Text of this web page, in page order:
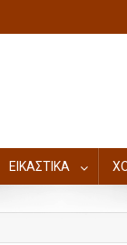
ΕΙΚΑΣΤΙΚΑ